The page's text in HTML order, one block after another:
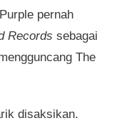
pernah
Records sebagai
The
disaksikan.